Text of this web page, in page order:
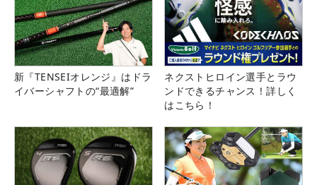
新『TENSEIオレンジ』はドラ
イバーシャフトの“最適解”
ネクストヒロイン選手とラウ
ンドできるチャンス！詳しく
はこちら！